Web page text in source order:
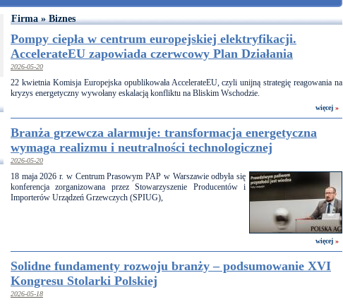
Firma » Biznes
Pompy ciepła w centrum europejskiej elektryfikacji.
AccelerateEU zapowiada czerwcowy Plan Działania
2026-05-20
22 kwietnia Komisja Europejska opublikowała AccelerateEU, czyli unijną strategię reagowania na
kryzys energetyczny wywołany eskalacją konfliktu na Bliskim Wschodzie.
więcej »
Branża grzewcza alarmuje: transformacja energetyczna
wymaga realizmu i neutralności technologicznej
2026-05-20
18 maja 2026 r. w Centrum Prasowym PAP w Warszawie odbyła się
konferencja zorganizowana przez Stowarzyszenie Producentów i
Importerów Urządzeń Grzewczych (SPIUG),
więcej »
Solidne fundamenty rozwoju branży – podsumowanie XVI
Kongresu Stolarki Polskiej
2026-05-18